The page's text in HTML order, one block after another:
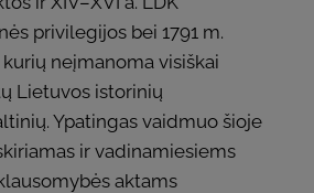
privilegijos bei 1791 m.
neįmanoma visiškai
Lietuvos istorinių
Ypatingas vaidmuo šioje
ir vadinamiesiems
aktams